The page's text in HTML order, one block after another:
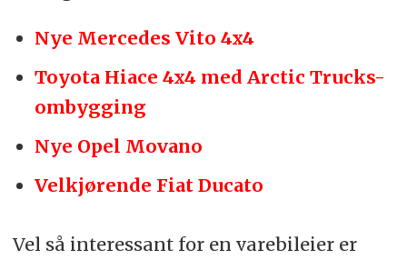
Nye Mercedes Vito 4x4
Toyota Hiace 4x4 med Arctic Trucks-
ombygging
Nye Opel Movano
Velkjørende Fiat Ducato
Vel så interessant for en varebileier er